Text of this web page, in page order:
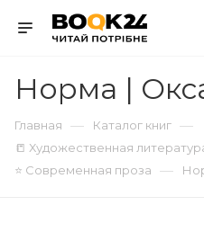
Норма |
Главная — Каталог книг —
📒 Художественная
⭐ Современная проза —